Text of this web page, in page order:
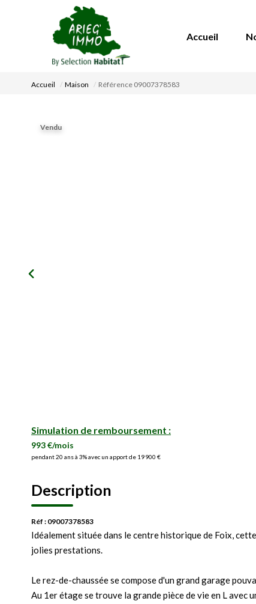
Accueil
Accueil Maison Référence 09007378583
Vendu
Simulation de remboursement :
993 €/mois
pendant 20 ans à 3% avec un apport de 19 900 €
Description
Réf : 09007378583
Idéalement située dans le centre historique de Foix,
jolies prestations.
Le rez-de-chaussée se compose d'un grand garage
Au 1er étage se trouve la grande pièce de vie en L avec